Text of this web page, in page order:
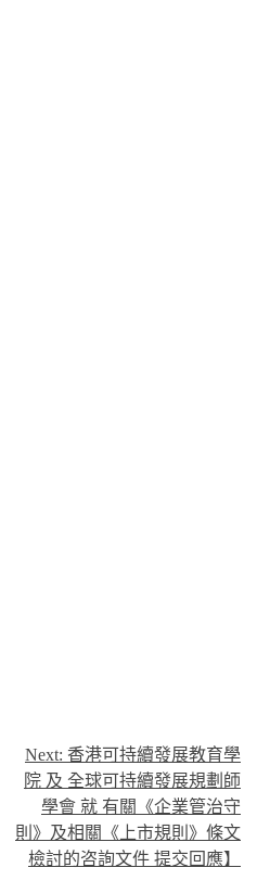
Next: 香港可持續發展教育學
院 及 全球可持續發展規劃師
學會 就 有關《企業管治守
則》及相關《上市規則》條文
檢討的咨詢文件 提交回應】